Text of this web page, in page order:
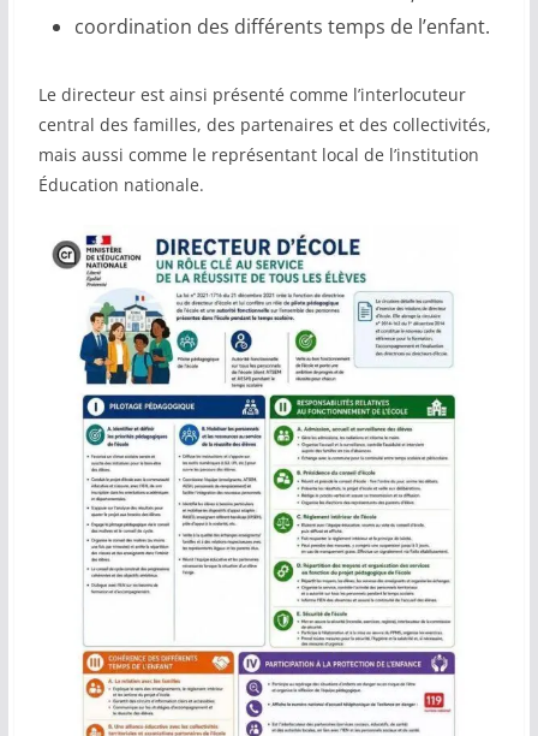
coordination des différents temps de l’enfant.
Le directeur est ainsi présenté comme l’interlocuteur
central des familles, des partenaires et des collectivités,
mais aussi comme le représentant local de l’institution
Éducation nationale.